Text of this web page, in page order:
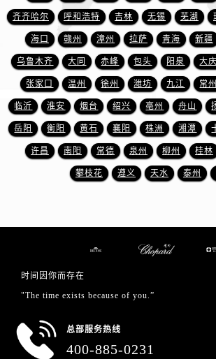
齐齐哈尔 呼和浩特 吉林 无锡 芜湖
海口 赣州 漳州 拉萨 青海 新疆
乌鲁木齐 大同 赤峰 包头 阳泉 大庆
张家口 温州 徐州 潍坊 九江 常州
临沂 淮安 烟台 绍兴 亳州 舟山
岳阳 衡阳 黄石 襄阳 株洲 湘潭
许昌 南阳 常德 泉州 柳州 桂林
攀枝花 遵义 天水 泰州
时间因你而存在
"The time exists because of you.”
总部服务热线
400-885-0231